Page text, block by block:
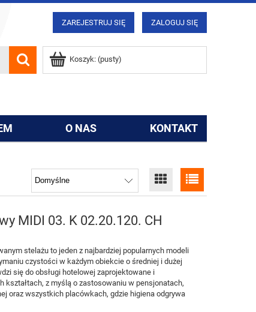
ZAREJESTRUJ SIĘ ZALOGUJ SIĘ
Koszyk: (pusty)
O NAS KONTAKT
MIDI 03. K 02.20.120. CH
stelażu to jeden z najbardziej popularnych modeli
czystości w każdym obiekcie o średniej i dużej
się do obsługi hotelowej zaprojektowane i
kształtach, z myślą o zastosowaniu w pensjonatach,
oraz wszystkich placówkach, gdzie higiena odgrywa